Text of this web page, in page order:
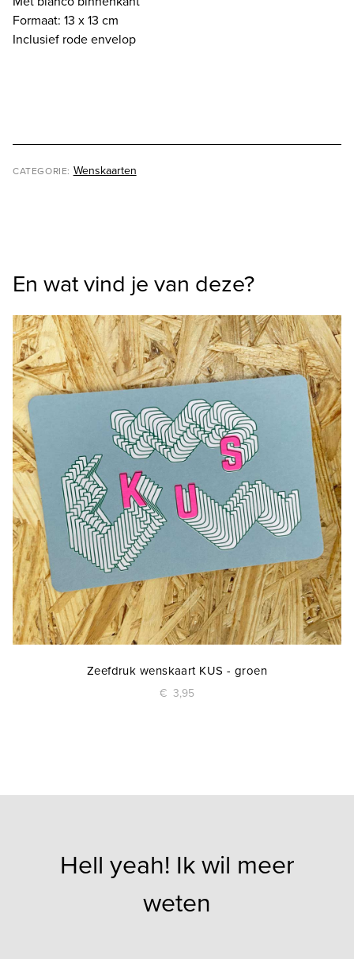
Formaat: 13 x 13 cm
Inclusief rode envelop
CATEGORIE: Wenskaarten
En wat vind je van deze?
Zeefdruk wenskaart KUS - groen
€ 3,95
Hell yeah! Ik wil meer
weten